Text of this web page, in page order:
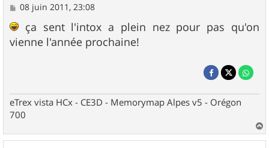
M
s
a
08 juin 2011, 23:08
ça sent l'intox a plein nez pour pas qu'on
vienne l'année prochaine!
eTrex vista HCx - CE3D - Memorymap Alpes v5 - Orégon
700
a